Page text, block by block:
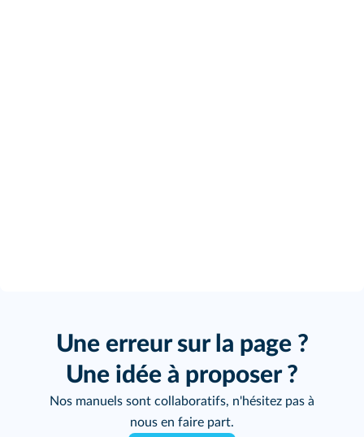
Une erreur sur la page ?
Une idée à proposer ?
Nos manuels sont collaboratifs, n'hésitez pas à
nous en faire part.